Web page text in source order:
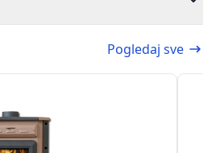
Pogledaj sve